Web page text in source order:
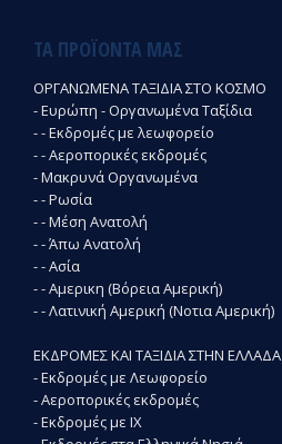
ΤΑ ΠΡΟΪΌΝΤΑ ΜΑΣ
ΟΡΓΑΝΩΜΕΝΑ ΤΑΞΙΔΙΑ ΣΤΟ ΚΟΣΜΟ
- Ευρώπη - Οργανωμένα Ταξίδια
- - Εκδρομές με λεωφορείο
- - Αεροπορικές εκδρομές
- Μακρυνά Οργανωμένα
- - Ρωσία
- - Μέση Ανατολή
- - Άπω Ανατολή
- - Ασία
- - Αμερικη (Βόρεια Αμερική)
- - Λατινική Αμερική (Νοτια Αμερική)
ΕΚΔΡΟΜΕΣ ΚΑΙ ΤΑΞΙΔΙΑ ΣΤΗΝ ΕΛΛΑΔΑ
- Εκδρομές με Λεωφορείο
- Αεροπορικές εκδρομές
- Εκδρομές με ΙΧ